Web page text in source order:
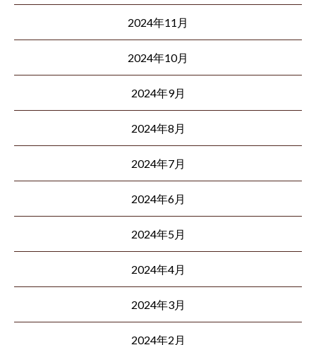
2024年11月
2024年10月
2024年9月
2024年8月
2024年7月
2024年6月
2024年5月
2024年4月
2024年3月
2024年2月